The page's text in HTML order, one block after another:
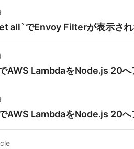
all`でEnvoy Filterが表示され
AWS LambdaをNode.js 20へ
AWS LambdaをNode.js 20へ